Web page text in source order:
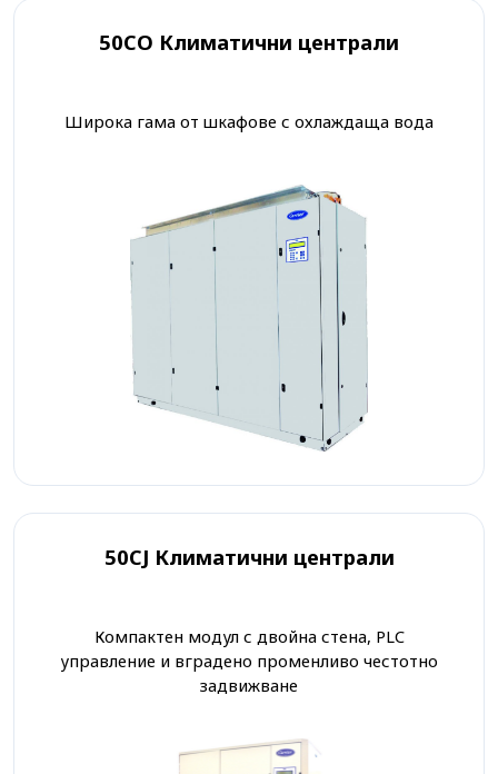
50CO Климатични централи
Широка гама от шкафове с охлаждаща вода
50CJ Климатични централи
Компактен модул с двойна стена, PLC
управление и вградено променливо честотно
задвижване